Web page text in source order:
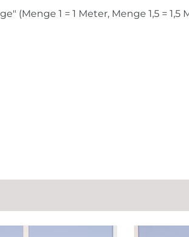
(Menge 1 = 1 Meter, Menge 1,5 = 1,5